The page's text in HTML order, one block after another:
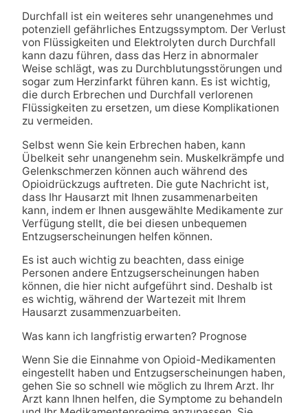
Durchfall ist ein weiteres sehr unangenehmes und
potenziell gefährliches Entzugssymptom. Der Verlust
von Flüssigkeiten und Elektrolyten durch Durchfall
kann dazu führen, dass das Herz in abnormaler
Weise schlägt, was zu Durchblutungsstörungen und
sogar zum Herzinfarkt führen kann. Es ist wichtig,
die durch Erbrechen und Durchfall verlorenen
Flüssigkeiten zu ersetzen, um diese Komplikationen
zu vermeiden.
Selbst wenn Sie kein Erbrechen haben, kann
Übelkeit sehr unangenehm sein. Muskelkrämpfe und
Gelenkschmerzen können auch während des
Opioidrückzugs auftreten. Die gute Nachricht ist,
dass Ihr Hausarzt mit Ihnen zusammenarbeiten
kann, indem er Ihnen ausgewählte Medikamente zur
Verfügung stellt, die bei diesen unbequemen
Entzugserscheinungen helfen können.
Es ist auch wichtig zu beachten, dass einige
Personen andere Entzugserscheinungen haben
können, die hier nicht aufgeführt sind. Deshalb ist
es wichtig, während der Wartezeit mit Ihrem
Hausarzt zusammenzuarbeiten.
Was kann ich langfristig erwarten? Prognose
Wenn Sie die Einnahme von Opioid-Medikamenten
eingestellt haben und Entzugserscheinungen haben,
gehen Sie so schnell wie möglich zu Ihrem Arzt. Ihr
Arzt kann Ihnen helfen, die Symptome zu behandeln